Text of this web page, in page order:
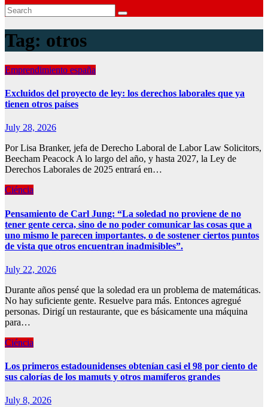
Tag: otros
Emprendimiento españa
Excluidos del proyecto de ley: los derechos laborales que ya
tienen otros países
July 28, 2026
Por Lisa Branker, jefa de Derecho Laboral de Labor Law Solicitors,
Beecham Peacock A lo largo del año, y hasta 2027, la Ley de
Derechos Laborales de 2025 entrará en…
Ciéncia
Pensamiento de Carl Jung: “La soledad no proviene de no
tener gente cerca, sino de no poder comunicar las cosas que a
uno mismo le parecen importantes, o de sostener ciertos puntos
de vista que otros encuentran inadmisibles”.
July 22, 2026
Durante años pensé que la soledad era un problema de matemáticas.
No hay suficiente gente. Resuelve para más. Entonces agregué
personas. Dirigí un restaurante, que es básicamente una máquina
para…
Ciéncia
Los primeros estadounidenses obtenían casi el 98 por ciento de
sus calorías de los mamuts y otros mamíferos grandes
July 8, 2026